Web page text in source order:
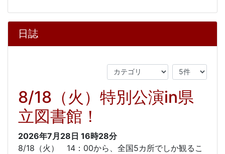
日誌
8/18（火）特別公演in県
立図書館！
2026年7月28日 16時28分
8/18（火） 14：00から、全国5カ所でしか観るこ